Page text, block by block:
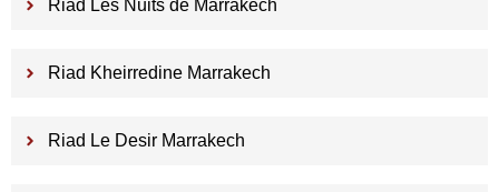
Riad Les Nuits de Marrakech
Riad Kheirredine Marrakech
Riad Le Desir Marrakech